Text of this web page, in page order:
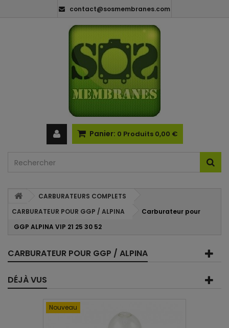
contact@sosmembranes.com
Panier: 0 Produits 0,00 €
CARBURATEURS COMPLETS
CARBURATEUR POUR GGP / ALPINA
Carburateur pour
GGP ALPINA VIP 21 25 30 52
CARBURATEUR POUR GGP / ALPINA
DÉJÀ VUS
Nouveau